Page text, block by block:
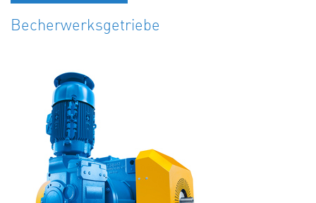
Becherwerksgetriebe